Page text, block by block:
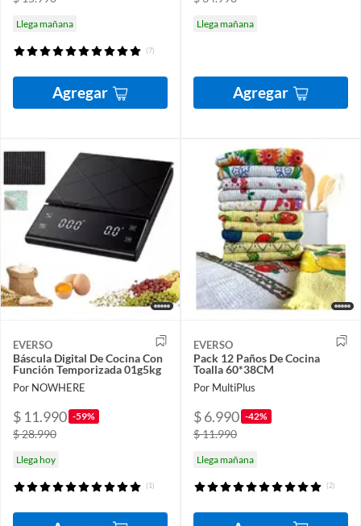
Llega mañana
(7)
Agregar
Llega mañana
Agregar
EVERSO
Báscula Digital De Cocina Con
Función Temporizada 01g5kg
Por NOWHERE
$ 11.990 -59%
$ 28.990
Llega hoy
(1)
EVERSO
Pack 12 Paños De Cocina
Toalla 60*38CM
Por MultiPlus
$ 6.990 -42%
$ 11.990
Llega mañana
(2)